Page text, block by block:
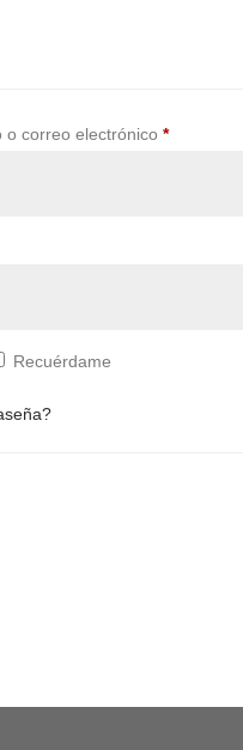
o correo electrónico*Obligatorio
Recuérdame